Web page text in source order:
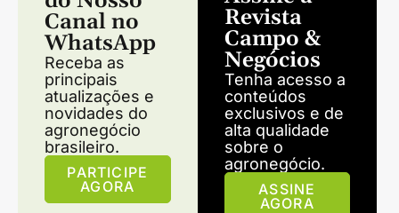
Canal no
WhatsApp
Receba as
principais
atualizações e
novidades do
agronegócio
brasileiro.
PARTICIPE
AGORA
Revista
Campo &
Negócios
Tenha acesso a
conteúdos
exclusivos e de
alta qualidade
sobre o
agronegócio.
ASSINE
AGORA